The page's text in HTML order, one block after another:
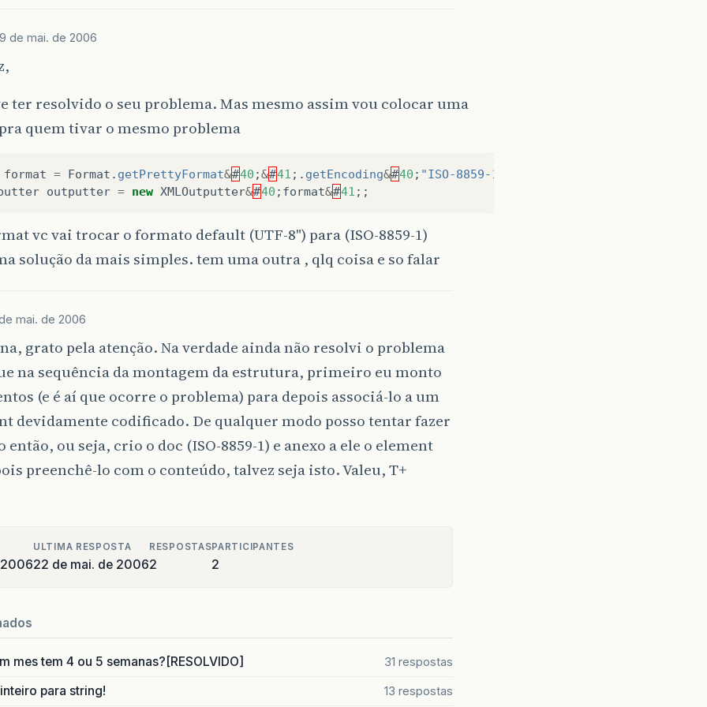
de mai. de 2006
ter resolvido o seu problema. Mas mesmo assim vou colocar uma
quem tivar o mesmo problema
format = Format . getPrettyFormat&#40 ;&#41 ;. getEncoding&#40 ; "ISO-8859-1"
outputter = new XMLOutputter&#40 ; format&#41 ;;
vc vai trocar o formato default (UTF-8") para (ISO-8859-1)
solução da mais simples. tem uma outra , qlq coisa e so falar
mai. de 2006
grato pela atenção. Na verdade ainda não resolvi o problema
na sequência da montagem da estrutura, primeiro eu monto
(e é aí que ocorre o problema) para depois associá-lo a um
devidamente codificado. De qualquer modo posso tentar fazer
então, ou seja, crio o doc (ISO-8859-1) e anexo a ele o element
preenchê-lo com o conteúdo, talvez seja isto. Valeu, T+
ULTIMA RESPOSTA
22 de mai. de 2006
RESPOSTAS
2
PARTICIPANTES
2
mes tem 4 ou 5 semanas?[RESOLVIDO] 31 respostas
para string! 13 respostas